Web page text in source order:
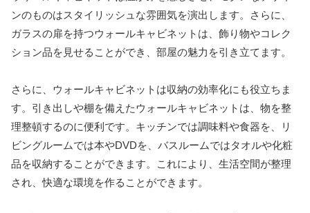
ンのものはスタイリッシュな雰囲気を演出します。さらに、
ガラスの扉を持つウォールキャビネットは、飾り物やコレク
ション品を見せることができ、部屋の魅力を引き立てます。
さらに、ウォールキャビネットは収納の効率化にも役立ちま
す。引き出しや棚を備えたウォールキャビネットは、物を整
理整頓するのに便利です。キッチンでは調味料や食器を、リ
ビングルームでは本やDVDを、バスルームではタオルや化粧
品を収納することができます。これにより、生活空間が整理
され、快適な環境を作ることができます。